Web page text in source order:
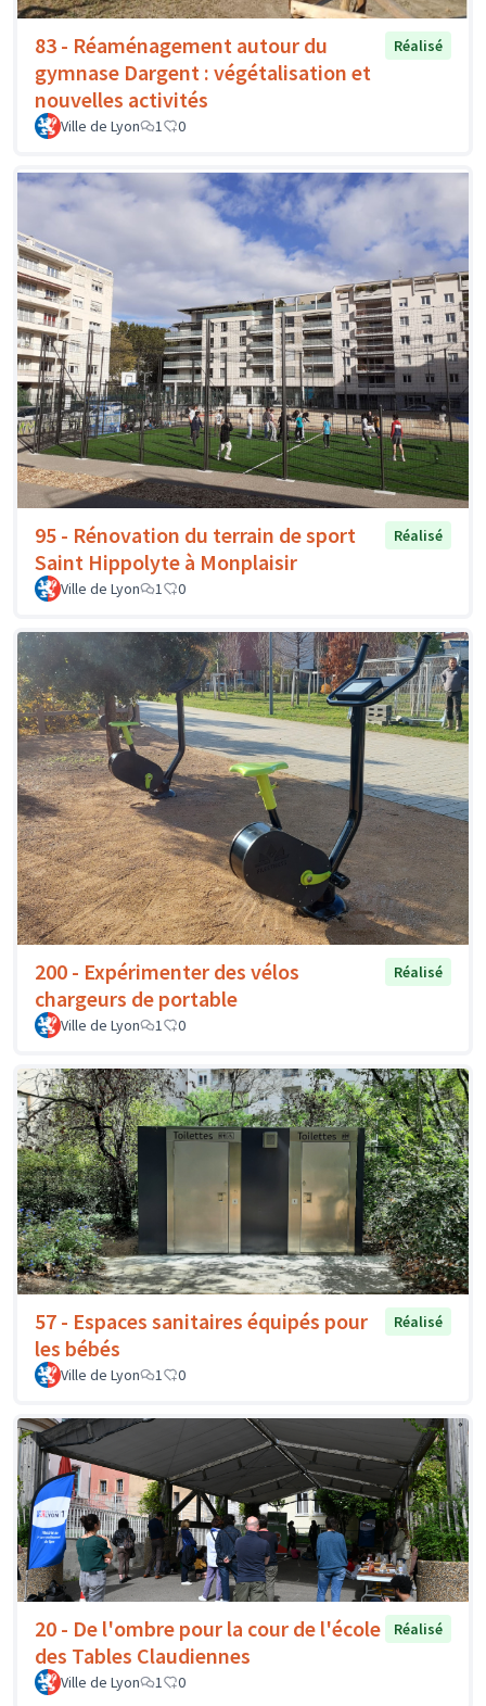
83 - Réaménagement autour du
gymnase Dargent : végétalisation et
nouvelles activités
Réalisé
Ville de Lyon 1 0
95 - Rénovation du terrain de sport
Saint Hippolyte à Monplaisir
Réalisé
Ville de Lyon 1 0
200 - Expérimenter des vélos
chargeurs de portable
Réalisé
Ville de Lyon 1 0
57 - Espaces sanitaires équipés pour
les bébés
Réalisé
Ville de Lyon 1 0
20 - De l'ombre pour la cour de l'école
des Tables Claudiennes
Réalisé
Ville de Lyon 1 0